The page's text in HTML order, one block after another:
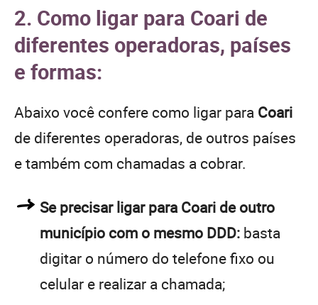
2. Como ligar para Coari de
diferentes operadoras, países
e formas:
Abaixo você confere como ligar para Coari
de diferentes operadoras, de outros países
e também com chamadas a cobrar.
Se precisar ligar para Coari de outro
município com o mesmo DDD: basta
digitar o número do telefone fixo ou
celular e realizar a chamada;